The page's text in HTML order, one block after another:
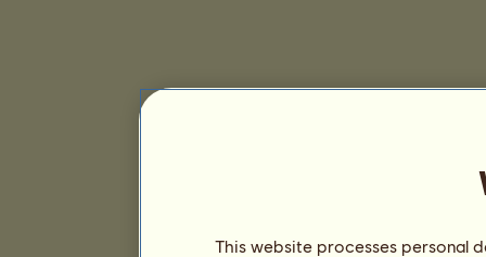
This website processes personal